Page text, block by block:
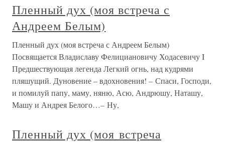
Пленный дух (моя встреча с
Андреем Белым)
Пленный дух (моя встреча с Андреем Белым)
Посвящается Владиславу Фелициановичу Ходасевичу I
Предшествующая легенда Легкий огнь, над кудрями
пляшущий. Дуновение – вдохновения! – Спаси, Господи,
и помилуй папу, маму, няню, Асю, Андрюшу, Наташу,
Машу и Андрея Белого…– Ну,
Пленный дух (моя встреча